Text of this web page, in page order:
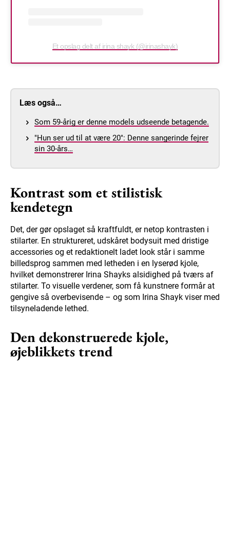
Et opslag delt af irina shayk (@irinashayk)
Læs også…
Som 59-årig er denne models udseende betagende.
"Hun ser ud til at være 20": Denne sangerinde fejrer
sin 30-års…
Kontrast som et stilistisk
kendetegn
Det, der gør opslaget så kraftfuldt, er netop kontrasten i
stilarter. En struktureret, udskåret bodysuit med dristige
accessories og et redaktionelt ladet look står i samme
billedsprog sammen med letheden i en lyserød kjole,
hvilket demonstrerer Irina Shayks alsidighed på tværs af
stilarter. To visuelle verdener, som få kunstnere formår at
gengive så overbevisende – og som Irina Shayk viser med
tilsyneladende lethed.
Den dekonstruerede kjole,
øjeblikkets trend